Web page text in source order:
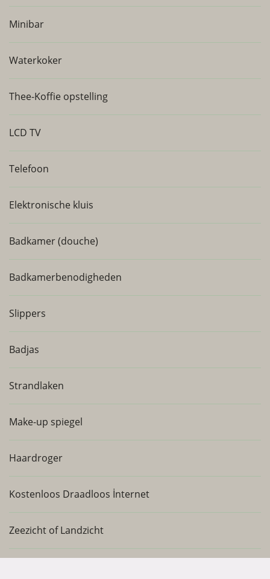
Minibar
Waterkoker
Thee-Koffie opstelling
LCD TV
Telefoon
Elektronische kluis
Badkamer (douche)
Badkamerbenodigheden
Slippers
Badjas
Strandlaken
Make-up spiegel
Haardroger
Kostenloos Draadloos İnternet
Zeezicht of Landzicht